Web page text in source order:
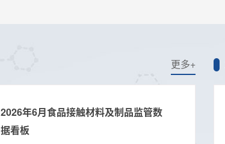
更多+
2026年6月食品接触材料及制品监管数
据看板